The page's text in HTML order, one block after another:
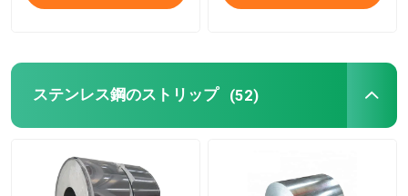
ステンレス鋼のストリップ (52)